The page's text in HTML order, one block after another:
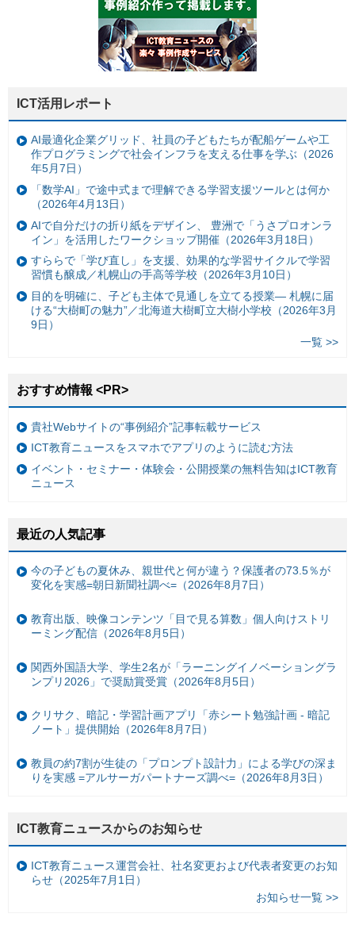
ICT活用レポート
AI最適化企業グリッド、社員の子どもたちが配船ゲームや工
作プログラミングで社会インフラを支える仕事を学ぶ（2026
年5月7日）
「数学AI」で途中式まで理解できる学習支援ツールとは何か
（2026年4月13日）
AIで自分だけの折り紙をデザイン、 豊洲で「うさプロオンラ
イン」を活用したワークショップ開催（2026年3月18日）
すららで「学び直し」を支援、効果的な学習サイクルで学習
習慣も醸成／札幌山の手高等学校（2026年3月10日）
目的を明確に、子ども主体で見通しを立てる授業— 札幌に届
ける“大樹町の魅力”／北海道大樹町立大樹小学校（2026年3月
9日）
一覧 >>
おすすめ情報 <PR>
貴社Webサイトの“事例紹介”記事転載サービス
ICT教育ニュースをスマホでアプリのように読む方法
イベント・セミナー・体験会・公開授業の無料告知はICT教育
ニュース
最近の人気記事
今の子どもの夏休み、親世代と何が違う？保護者の73.5％が
変化を実感=朝日新聞社調べ=（2026年8月7日）
教育出版、映像コンテンツ「目で見る算数」個人向けストリ
ーミング配信（2026年8月5日）
関西外国語大学、学生2名が「ラーニングイノベーショングラ
ンプリ2026」で奨励賞受賞（2026年8月5日）
クリサク、暗記・学習計画アプリ「赤シート勉強計画 - 暗記
ノート」提供開始（2026年8月7日）
教員の約7割が生徒の「プロンプト設計力」による学びの深ま
りを実感 =アルサーガパートナーズ調べ=（2026年8月3日）
ICT教育ニュースからのお知らせ
ICT教育ニュース運営会社、社名変更および代表者変更のお知
らせ（2025年7月1日）
お知らせ一覧 >>